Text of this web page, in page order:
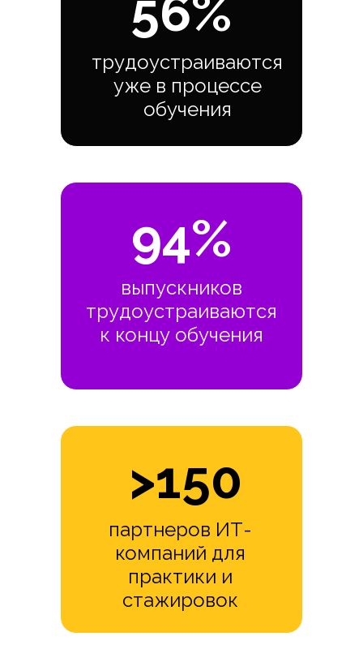
56%
трудоустраиваются
уже в процессе
обучения
94%
выпускников
трудоустраиваются
к концу обучения
>150
партнеров ИТ-
компаний для
практики и
стажировок